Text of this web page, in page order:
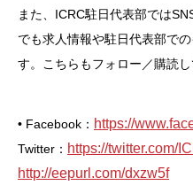
また、ICRC駐日代表部では
でも求人情報や駐日代表部で
す。こちらもフォロー／購読
• Facebook： https://
Twitter： https://twitter.com/
http://eepurl.com/dxzw5f